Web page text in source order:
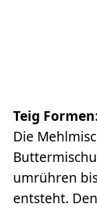
Teig
Die
umrühren
entsteht.